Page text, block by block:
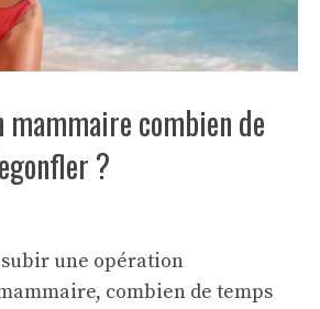
combien de
?
subir une opération
combien de temps